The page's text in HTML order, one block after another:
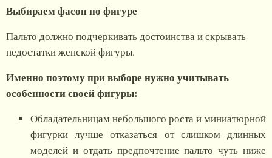
Выбираем фасон по фигуре
Пальто должно подчеркивать достоинства и скрывать
недостатки женской фигуры.
Именно поэтому при выборе нужно учитывать
особенности своей фигуры:
Обладательницам небольшого роста и миниатюрной
фигурки лучше отказаться от слишком длинных
моделей и отдать предпочтение пальто чуть ниже